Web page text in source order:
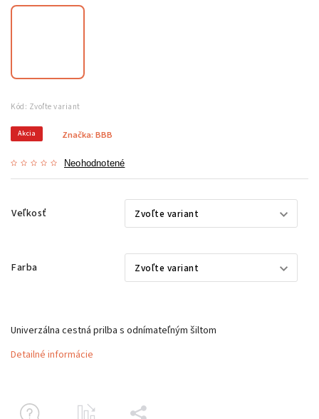
Kód: Zvoľte variant
Akcia
Neohodnotené
Značka: BBB
Veľkosť
Farba
Univerzálna cestná prilba s odnímateľným šiltom
Detailné informácie